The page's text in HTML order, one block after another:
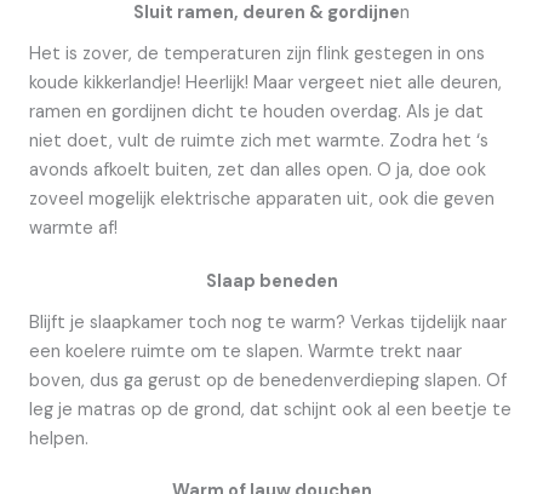
Sluit ramen, deuren & gordijnen
Het is zover, de temperaturen zijn flink gestegen in ons
koude kikkerlandje! Heerlijk! Maar vergeet niet alle deuren,
ramen en gordijnen dicht te houden overdag. Als je dat
niet doet, vult de ruimte zich met warmte. Zodra het ‘s
avonds afkoelt buiten, zet dan alles open. O ja, doe ook
zoveel mogelijk elektrische apparaten uit, ook die geven
warmte af!
Slaap beneden
Blijft je slaapkamer toch nog te warm? Verkas tijdelijk naar
een koelere ruimte om te slapen. Warmte trekt naar
boven, dus ga gerust op de benedenverdieping slapen. Of
leg je matras op de grond, dat schijnt ook al een beetje te
helpen.